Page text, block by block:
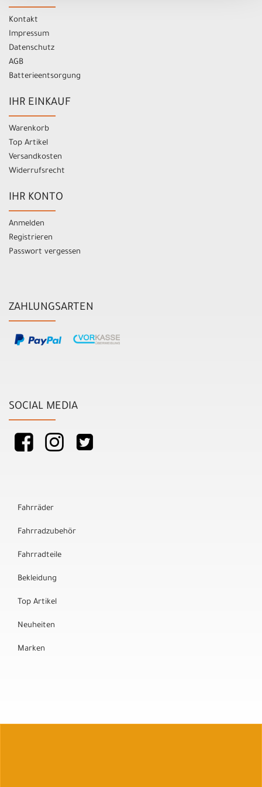
Kontakt
Impressum
Datenschutz
AGB
Batterieentsorgung
IHR EINKAUF
Warenkorb
Top Artikel
Versandkosten
Widerrufsrecht
IHR KONTO
Anmelden
Registrieren
Passwort vergessen
ZAHLUNGSARTEN
SOCIAL MEDIA
Fahrräder
Fahrradzubehör
Fahrradteile
Bekleidung
Top Artikel
Neuheiten
Marken